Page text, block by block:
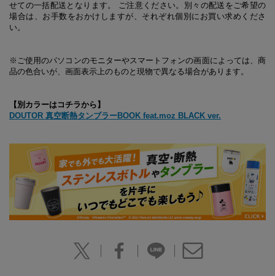
せての一括配送となります。 ご注意ください。別々の配送をご希望の
場合は、お手数をおかけしますが、それぞれ個別にお買い求めくださ
い。
※ご使用のパソコンのモニターやスマートフォンの画面によっては、商
品の色合いが、画面表示上のものと現物で異なる場合があります。
【別カラーはコチラから】
DOUTOR 真空断熱タンブラーBOOK feat.moz BLACK ver.